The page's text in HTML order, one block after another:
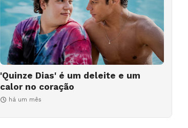
'Quinze Dias' é um deleite e um
calor no coração
há um mês